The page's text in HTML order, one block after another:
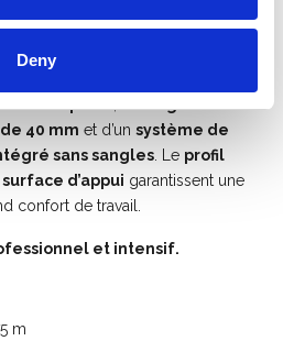
Deny
position A
40 mm et d’un système de
sans sangles . Le profil
d’appui garantissent une
confort de travail.
et intensif.
m